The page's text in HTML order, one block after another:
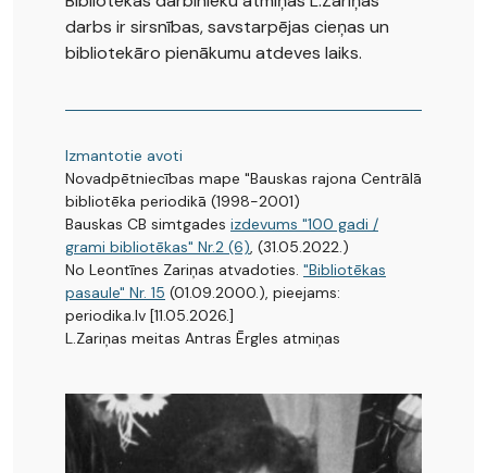
darbs ir sirsnības, savstarpējas cieņas un
bibliotekāro pienākumu atdeves laiks.
Izmantotie avoti
Novadpētniecības mape "Bauskas rajona Centrālā
bibliotēka periodikā (1998-2001)
Bauskas CB simtgades izdevums "100 gadi /
grami bibliotēkas" Nr.2 (6), (31.05.2022.)
No Leontīnes Zariņas atvadoties. "Bibliotēkas
pasaule" Nr. 15 (01.09.2000.), pieejams:
periodika.lv [11.05.2026.]
L.Zariņas meitas Antras Ērgles atmiņas